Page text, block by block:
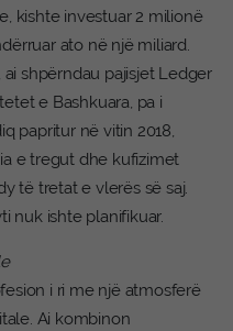
kishte investuar 2 milionë
ato në një miliard.
shpërndau pajisjet Ledger
e Bashkuara, pa i
papritur në vitin 2018,
e tregut dhe kufizimet
të tretat e vlerës së saj.
nuk ishte planifikuar.
i ri me një atmosferë
Ai kombinon